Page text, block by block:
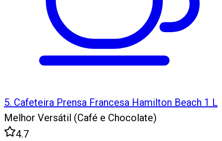
5. Cafeteira Prensa Francesa Hamilton Beach 1 L
Melhor Versátil (Café e Chocolate)
4.7